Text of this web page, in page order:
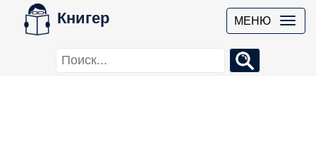
Книгер МЕНЮ